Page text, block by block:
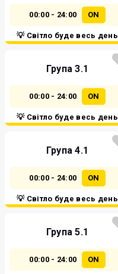
00:00 - 24:00 ON
💡 Світло буде весь день
Група 3.1
00:00 - 24:00 ON
💡 Світло буде весь день
Група 4.1
00:00 - 24:00 ON
💡 Світло буде весь день
Група 5.1
00:00 - 24:00 ON